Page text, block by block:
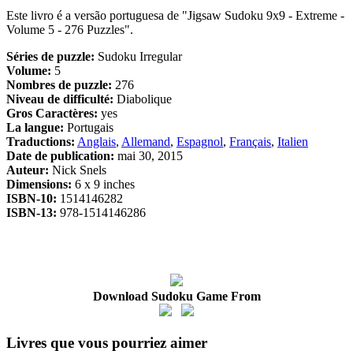
Este livro é a versão portuguesa de "Jigsaw Sudoku 9x9 - Extreme -
Volume 5 - 276 Puzzles".
Séries de puzzle: Sudoku Irregular
Volume: 5
Nombres de puzzle: 276
Niveau de difficulté: Diabolique
Gros Caractères: yes
La langue: Portugais
Traductions: Anglais, Allemand, Espagnol, Français, Italien
Date de publication: mai 30, 2015
Auteur: Nick Snels
Dimensions: 6 x 9 inches
ISBN-10: 1514146282
ISBN-13: 978-1514146286
Download Sudoku Game From
Livres que vous pourriez aimer